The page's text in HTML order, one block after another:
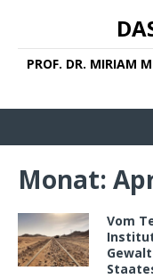
PROF. DR. MIRIAM
Monat:
Vom